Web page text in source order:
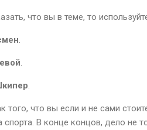
что вы в теме, то
того, что вы если и не сами
В конце концов, дело не